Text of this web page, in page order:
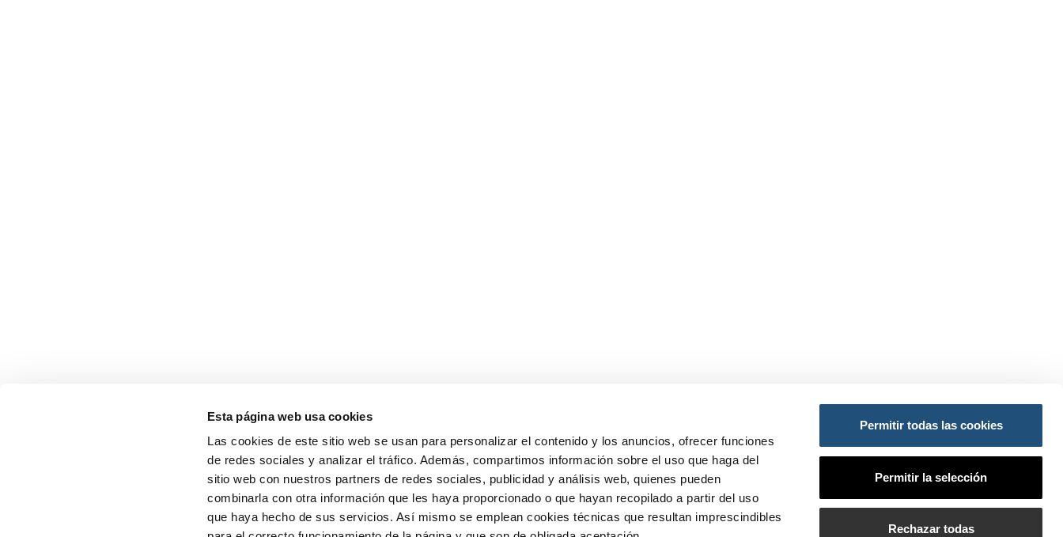
Esta página web usa cookies
Las cookies de este sitio web se usan para personalizar el contenido y los anuncios, ofrecer funciones
de redes sociales y analizar el tráfico. Además, compartimos información sobre el uso que haga del
sitio web con nuestros partners de redes sociales, publicidad y análisis web, quienes pueden
combinarla con otra información que les haya proporcionado o que hayan recopilado a partir del uso
que haya hecho de sus servicios. Así mismo se emplean cookies técnicas que resultan imprescindibles
Permitir todas las cookies
Permitir la selección
Rechazar todas
CONTÁCTANOS
963 939 500
Ministerio de Transportes y Movilidad Sostenible
Puertos del Estado
Derecho de acceso
Canal Ético
Canal Externo AIPI